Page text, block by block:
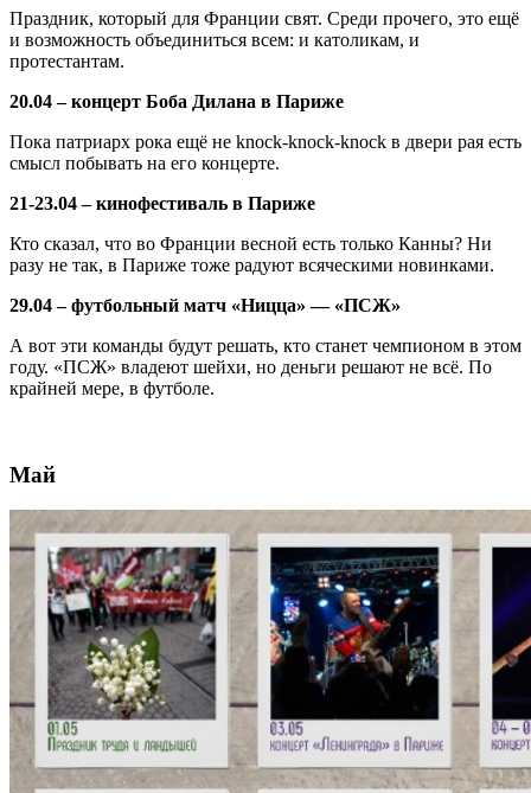
Праздник, который для Франции свят. Среди прочего, это ещё
и возможность объединиться всем: и католикам, и
протестантам.
20.04 – концерт Боба Дилана в Париже
Пока патриарх рока ещё не knock-knock-knock в двери рая есть
смысл побывать на его концерте.
21-23.04 – кинофестиваль в Париже
Кто сказал, что во Франции весной есть только Канны? Ни
разу не так, в Париже тоже радуют всяческими новинками.
29.04 – футбольный матч «Ницца» — «ПСЖ»
А вот эти команды будут решать, кто станет чемпионом в этом
году. «ПСЖ» владеют шейхи, но деньги решают не всё. По
крайней мере, в футболе.
Май